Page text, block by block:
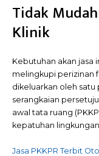
Tidak
Klinik
Kebutuhan akan jasa
melingkupi perizinan
dikeluarkan oleh satu
serangkaian
awal tata ruang
kepatuhan lingkungan
Jasa PKKPR Terbit